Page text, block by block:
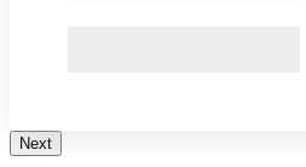
Next